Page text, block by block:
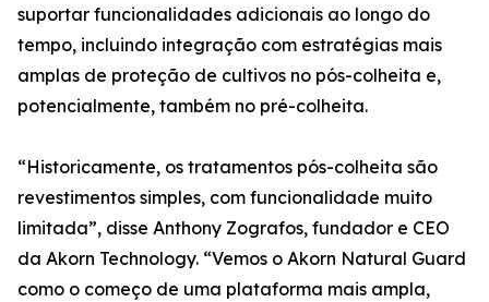
suportar funcionalidades adicionais ao longo do
tempo, incluindo integração com estratégias mais
amplas de proteção de cultivos no pós-colheita e,
potencialmente, também no pré-colheita.
“Historicamente, os tratamentos pós-colheita são
revestimentos simples, com funcionalidade muito
limitada”, disse Anthony Zografos, fundador e CEO
da Akorn Technology. “Vemos o Akorn Natural Guard
como o começo de uma plataforma mais ampla,